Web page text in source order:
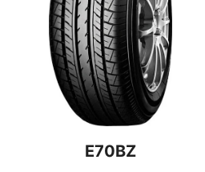
E70BZ